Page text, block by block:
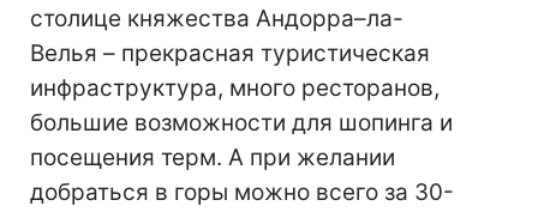
столице княжества Андорра–ла-
Велья – прекрасная туристическая
инфраструктура, много ресторанов,
большие возможности для шопинга и
посещения терм. А при желании
добраться в горы можно всего за 30-